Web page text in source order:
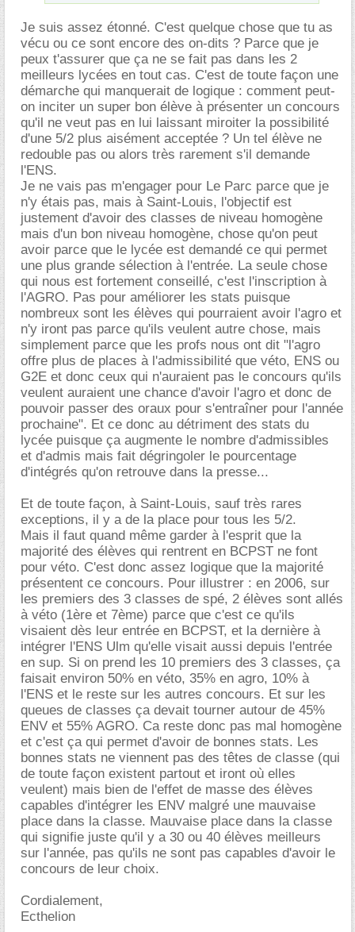
Je suis assez étonné. C'est quelque chose que tu as
vécu ou ce sont encore des on-dits ? Parce que je
peux t'assurer que ça ne se fait pas dans les 2
meilleurs lycées en tout cas. C'est de toute façon une
démarche qui manquerait de logique : comment peut-
on inciter un super bon élève à présenter un concours
qu'il ne veut pas en lui laissant miroiter la possibilité
d'une 5/2 plus aisément acceptée ? Un tel élève ne
redouble pas ou alors très rarement s'il demande
l'ENS.
Je ne vais pas m'engager pour Le Parc parce que je
n'y étais pas, mais à Saint-Louis, l'objectif est
justement d'avoir des classes de niveau homogène
mais d'un bon niveau homogène, chose qu'on peut
avoir parce que le lycée est demandé ce qui permet
une plus grande sélection à l'entrée. La seule chose
qui nous est fortement conseillé, c'est l'inscription à
l'AGRO. Pas pour améliorer les stats puisque
nombreux sont les élèves qui pourraient avoir l'agro et
n'y iront pas parce qu'ils veulent autre chose, mais
simplement parce que les profs nous ont dit "l'agro
offre plus de places à l'admissibilité que véto, ENS ou
G2E et donc ceux qui n'auraient pas le concours qu'ils
veulent auraient une chance d'avoir l'agro et donc de
pouvoir passer des oraux pour s'entraîner pour l'année
prochaine". Et ce donc au détriment des stats du
lycée puisque ça augmente le nombre d'admissibles
et d'admis mais fait dégringoler le pourcentage
d'intégrés qu'on retrouve dans la presse...
Et de toute façon, à Saint-Louis, sauf très rares
exceptions, il y a de la place pour tous les 5/2.
Mais il faut quand même garder à l'esprit que la
majorité des élèves qui rentrent en BCPST ne font
pour véto. C'est donc assez logique que la majorité
présentent ce concours. Pour illustrer : en 2006, sur
les premiers des 3 classes de spé, 2 élèves sont allés
à véto (1ère et 7ème) parce que c'est ce qu'ils
visaient dès leur entrée en BCPST, et la dernière à
intégrer l'ENS Ulm qu'elle visait aussi depuis l'entrée
en sup. Si on prend les 10 premiers des 3 classes, ça
faisait environ 50% en véto, 35% en agro, 10% à
l'ENS et le reste sur les autres concours. Et sur les
queues de classes ça devait tourner autour de 45%
ENV et 55% AGRO. Ca reste donc pas mal homogène
et c'est ça qui permet d'avoir de bonnes stats. Les
bonnes stats ne viennent pas des têtes de classe (qui
de toute façon existent partout et iront où elles
veulent) mais bien de l'effet de masse des élèves
capables d'intégrer les ENV malgré une mauvaise
place dans la classe. Mauvaise place dans la classe
qui signifie juste qu'il y a 30 ou 40 élèves meilleurs
sur l'année, pas qu'ils ne sont pas capables d'avoir le
concours de leur choix.
Cordialement,
Ecthelion